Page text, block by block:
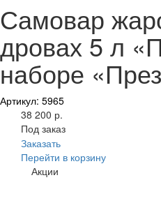
Самовар
дровах 5 л
наборе
Артикул: 5965
38 200 р.
Под заказ
Заказать
Перейти в корзину
Акции